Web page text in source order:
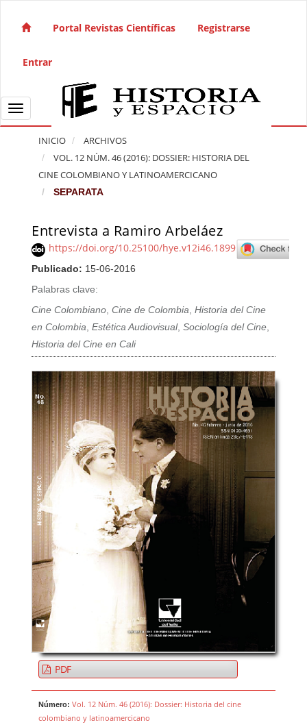
Navegación principal
Barra lateral
Portal Revistas Científicas Registrarse
Entrar
Toggle navigation
INICIO
ARCHIVOS
VOL. 12 NÚM. 46 (2016): DOSSIER: HISTORIA DEL
CINE COLOMBIANO Y LATINOAMERCICANO
SEPARATA
Entrevista a Ramiro Arbeláez
https://doi.org/10.25100/hye.v12i46.1899
Publicado: 15-06-2016
Palabras clave:
Cine Colombiano,Cine de Colombia,Historia del Cine
en Colombia,Estética Audiovisual,Sociología del Cine,
Historia del Cine en Cali
Barra lateral del artículo
PDF
Número: Vol. 12 Núm. 46 (2016): Dossier: Historia del cine
colombiano y latinoamercicano